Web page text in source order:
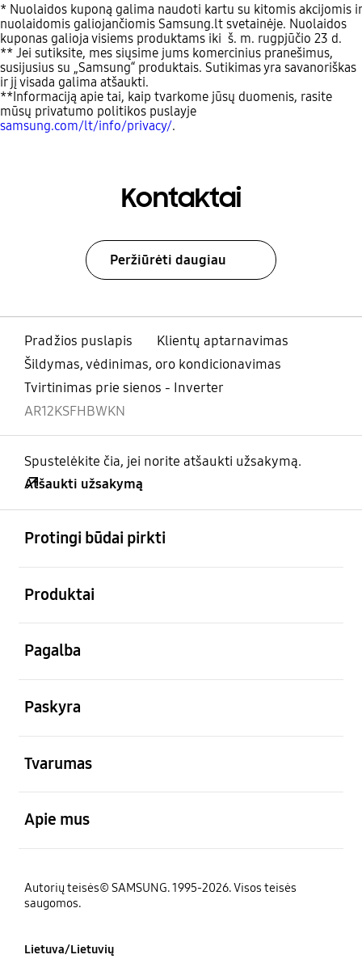
* Nuolaidos kuponą galima naudoti kartu su kitomis akcijomis ir
nuolaidomis galiojančiomis Samsung.lt svetainėje. Nuolaidos
kuponas galioja visiems produktams iki š. m. rugpjūčio 23 d.
** Jei sutiksite, mes siųsime jums komercinius pranešimus,
susijusius su „Samsung“ produktais. Sutikimas yra savanoriškas
ir jį visada galima atšaukti.
**Informaciją apie tai, kaip tvarkome jūsų duomenis, rasite
mūsų privatumo politikos puslayje
samsung.com/lt/info/privacy/.
Kontaktai
Peržiūrėti daugiau
Pradžios puslapis
Klientų aptarnavimas
Šildymas, vėdinimas, oro kondicionavimas
Tvirtinimas prie sienos - Inverter
AR12KSFHBWKN
Spustelėkite čia, jei norite atšaukti užsakymą.
Atšaukti užsakymą
Protingi būdai pirkti
Produktai
Pagalba
Paskyra
Tvarumas
Apie mus
Autorių teisės© SAMSUNG. 1995-2026. Visos teisės
saugomos.
Lietuva/Lietuvių